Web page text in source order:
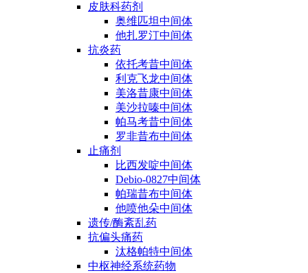
皮肤科药剂
奥维匹坦中间体
他扎罗汀中间体
抗炎药
依托考昔中间体
利克飞龙中间体
美洛昔康中间体
美沙拉嗪中间体
帕马考昔中间体
罗非昔布中间体
止痛剂
比西发啶中间体
Debio-0827中间体
帕瑞昔布中间体
他喷他朵中间体
遗传/酶紊乱药
抗偏头痛药
汰格帕特中间体
中枢神经系统药物